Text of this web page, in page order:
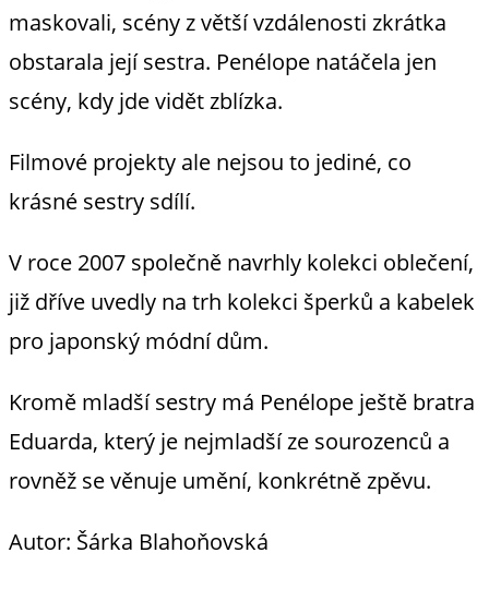
maskovali, scény z větší vzdálenosti zkrátka
obstarala její sestra. Penélope natáčela jen
scény, kdy jde vidět zblízka.
Filmové projekty ale nejsou to jediné, co
krásné sestry sdílí.
V roce 2007 společně navrhly kolekci oblečení,
již dříve uvedly na trh kolekci šperků a kabelek
pro japonský módní dům.
Kromě mladší sestry má Penélope ještě bratra
Eduarda, který je nejmladší ze sourozenců a
rovněž se věnuje umění, konkrétně zpěvu.
Autor: Šárka Blahoňovská